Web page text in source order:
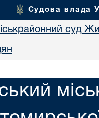
Судова влада
суд